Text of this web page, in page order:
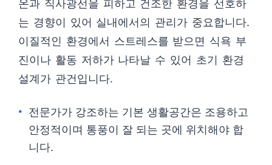
온과 직사광선을 피하고 건조한 환경을 선호하
는 경향이 있어 실내에서의 관리가 중요합니다.
이질적인 환경에서 스트레스를 받으면 식욕 부
진이나 활동 저하가 나타날 수 있어 초기 환경
설계가 관건입니다.
전문가가 강조하는 기본 생활공간은 조용하고
안정적이며 통풍이 잘 되는 곳에 위치해야 합
니다.